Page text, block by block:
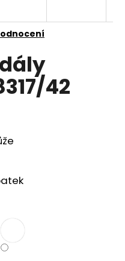
42